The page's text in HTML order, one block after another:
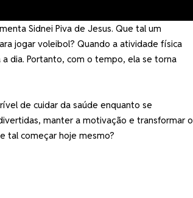
Sidnei Piva de Jesus. Que tal um
jogar voleibol? Quando a atividade física
dia. Portanto, com o tempo, ela se torna
de cuidar da saúde enquanto se
manter a motivação e transformar o
tal começar hoje mesmo?